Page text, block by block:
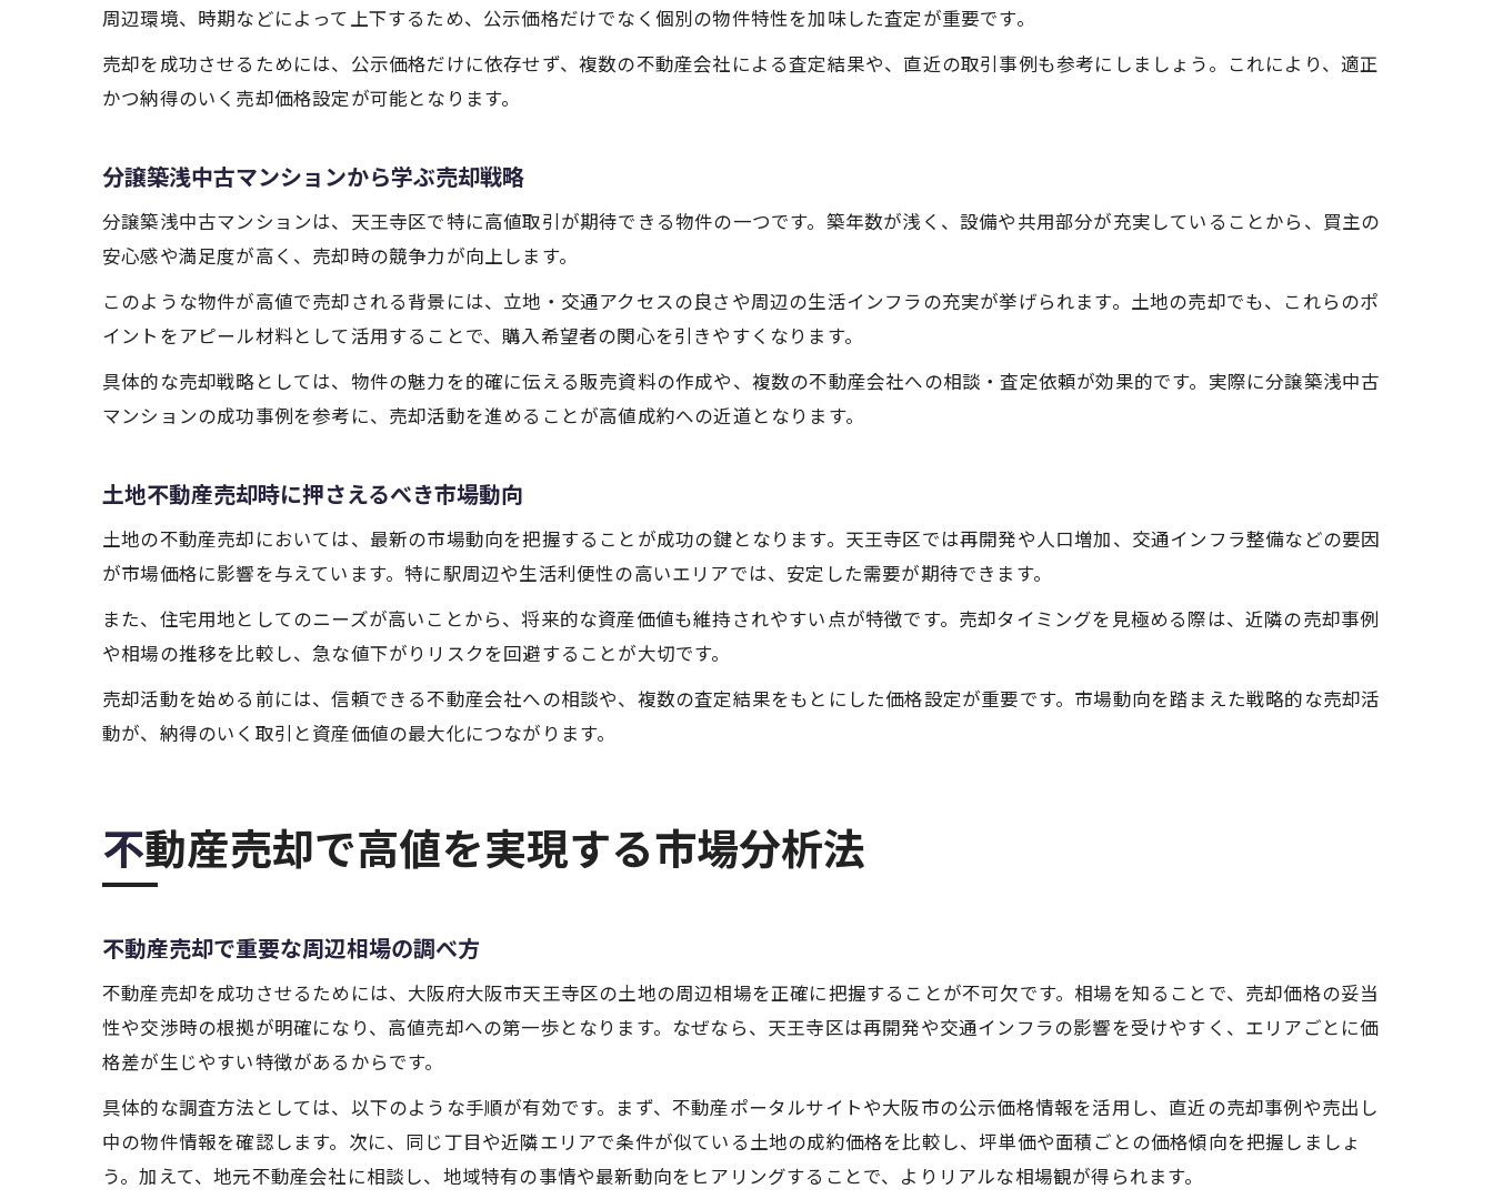
中古マンション売却から学ぶ注意事項
周辺環境、時期などによって上下するため、公示価格だけでなく個別の物件特性を加味した査定が重要です。
売却を成功させるためには、公示価格だけに依存せず、複数の不動産会社による査定結果や、直近の取引事例も参考にしましょう。これにより、適正
かつ納得のいく売却価格設定が可能となります。
分譲築浅中古マンションから学ぶ売却戦略
分譲築浅中古マンションは、天王寺区で特に高値取引が期待できる物件の一つです。築年数が浅く、設備や共用部分が充実していることから、買主の
安心感や満足度が高く、売却時の競争力が向上します。
このような物件が高値で売却される背景には、立地・交通アクセスの良さや周辺の生活インフラの充実が挙げられます。土地の売却でも、これらのポ
イントをアピール材料として活用することで、購入希望者の関心を引きやすくなります。
具体的な売却戦略としては、物件の魅力を的確に伝える販売資料の作成や、複数の不動産会社への相談・査定依頼が効果的です。実際に分譲築浅中古
マンションの成功事例を参考に、売却活動を進めることが高値成約への近道となります。
土地不動産売却時に押さえるべき市場動向
土地の不動産売却においては、最新の市場動向を把握することが成功の鍵となります。天王寺区では再開発や人口増加、交通インフラ整備などの要因
が市場価格に影響を与えています。特に駅周辺や生活利便性の高いエリアでは、安定した需要が期待できます。
また、住宅用地としてのニーズが高いことから、将来的な資産価値も維持されやすい点が特徴です。売却タイミングを見極める際は、近隣の売却事例
や相場の推移を比較し、急な値下がりリスクを回避することが大切です。
売却活動を始める前には、信頼できる不動産会社への相談や、複数の査定結果をもとにした価格設定が重要です。市場動向を踏まえた戦略的な売却活
動が、納得のいく取引と資産価値の最大化につながります。
不動産売却で高値を実現する市場分析法
不動産売却で重要な周辺相場の調べ方
不動産売却を成功させるためには、大阪府大阪市天王寺区の土地の周辺相場を正確に把握することが不可欠です。相場を知ることで、売却価格の妥当
性や交渉時の根拠が明確になり、高値売却への第一歩となります。なぜなら、天王寺区は再開発や交通インフラの影響を受けやすく、エリアごとに価
格差が生じやすい特徴があるからです。
具体的な調査方法としては、以下のような手順が有効です。まず、不動産ポータルサイトや大阪市の公示価格情報を活用し、直近の売却事例や売出し
中の物件情報を確認します。次に、同じ丁目や近隣エリアで条件が似ている土地の成約価格を比較し、坪単価や面積ごとの価格傾向を把握しましょ
う。加えて、地元不動産会社に相談し、地域特有の事情や最新動向をヒアリングすることで、よりリアルな相場観が得られます。